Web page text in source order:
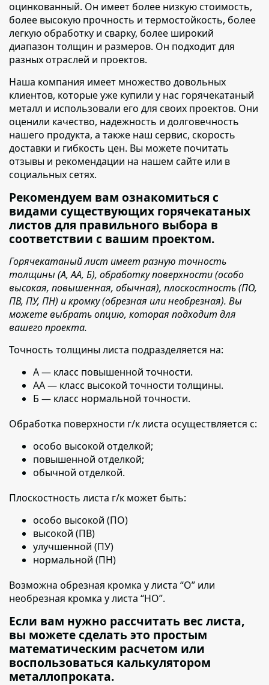
оцинкованный. Он имеет более низкую стоимость,
более высокую прочность и термостойкость, более
легкую обработку и сварку, более широкий
диапазон толщин и размеров. Он подходит для
разных отраслей и проектов.
Наша компания имеет множество довольных
клиентов, которые уже купили у нас горячекатаный
металл и использовали его для своих проектов. Они
оценили качество, надежность и долговечность
нашего продукта, а также наш сервис, скорость
доставки и гибкость цен. Вы можете почитать
отзывы и рекомендации на нашем сайте или в
социальных сетях.
Рекомендуем вам ознакомиться с
видами существующих горячекатаных
листов для правильного выбора в
соответствии с вашим проектом.
Горячекатаный лист имеет разную точность
толщины (А, АА, Б), обработку поверхности (особо
высокая, повышенная, обычная), плоскостность (ПО,
ПВ, ПУ, ПН) и кромку (обрезная или необрезная). Вы
можете выбрать опцию, которая подходит для
вашего проекта.
Точность толщины листа подразделяется на:
А — класс повышенной точности.
АА — класс высокой точности толщины.
Б — класс нормальной точности.
Обработка поверхности г/к листа осуществляется с:
особо высокой отделкой;
повышенной отделкой;
обычной отделкой.
Плоскостность листа г/к может быть:
особо высокой (ПО)
высокой (ПВ)
улучшенной (ПУ)
нормальной (ПН)
Возможна обрезная кромка у листа “О” или
необрезная кромка у листа “НО”.
Если вам нужно рассчитать вес листа,
вы можете сделать это простым
математическим расчетом или
воспользоваться калькулятором
металлопроката.